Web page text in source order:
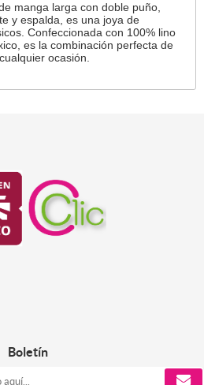
manga larga con doble puño,
y espalda, es una joya de
Confeccionada con 100% lino
es la combinación perfecta de
ocasión.
Boletín